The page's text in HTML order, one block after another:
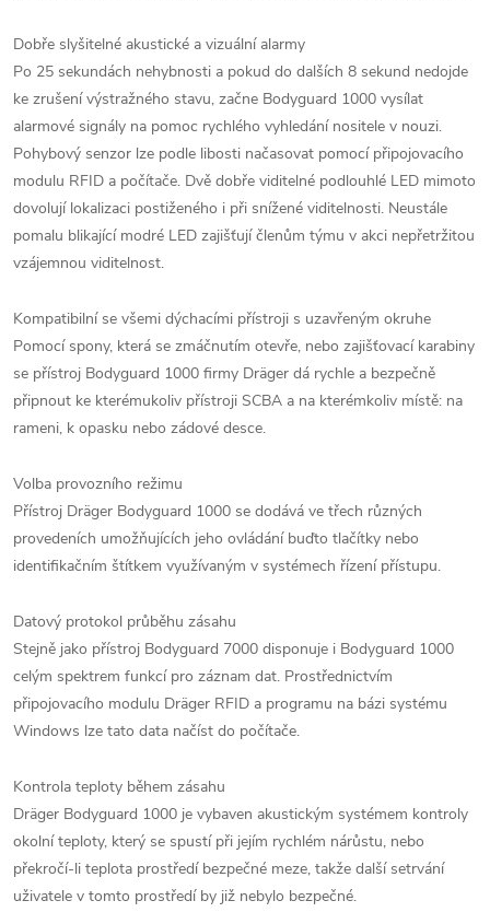
Dobře slyšitelné akustické a vizuální alarmy
Po 25 sekundách nehybnosti a pokud do dalších 8 sekund nedojde
ke zrušení výstražného stavu, začne Bodyguard 1000 vysílat
alarmové signály na pomoc rychlého vyhledání nositele v nouzi.
Pohybový senzor lze podle libosti načasovat pomocí připojovacího
modulu RFID a počítače. Dvě dobře viditelné podlouhlé LED mimoto
dovolují lokalizaci postiženého i při snížené viditelnosti. Neustále
pomalu blikající modré LED zajišťují členům týmu v akci nepřetržitou
vzájemnou viditelnost.
Kompatibilní se všemi dýchacími přístroji s uzavřeným okruhe
Pomocí spony, která se zmáčnutím otevře, nebo zajišťovací karabiny
se přístroj Bodyguard 1000 firmy Dräger dá rychle a bezpečně
připnout ke kterémukoliv přístroji SCBA a na kterémkoliv místě: na
rameni, k opasku nebo zádové desce.
Volba provozního režimu
Přístroj Dräger Bodyguard 1000 se dodává ve třech různých
provedeních umožňujících jeho ovládání buďto tlačítky nebo
identifikačním štítkem využívaným v systémech řízení přístupu.
Datový protokol průběhu zásahu
Stejně jako přístroj Bodyguard 7000 disponuje i Bodyguard 1000
celým spektrem funkcí pro záznam dat. Prostřednictvím
připojovacího modulu Dräger RFID a programu na bázi systému
Windows lze tato data načíst do počítače.
Kontrola teploty během zásahu
Dräger Bodyguard 1000 je vybaven akustickým systémem kontroly
okolní teploty, který se spustí při jejím rychlém nárůstu, nebo
překročí-li teplota prostředí bezpečné meze, takže další setrvání
uživatele v tomto prostředí by již nebylo bezpečné.